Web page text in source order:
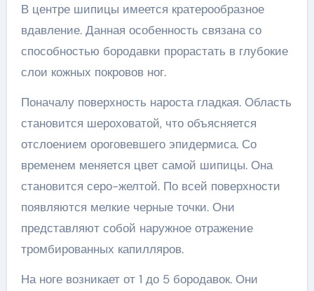
В центре шипицы имеется кратерообразное
вдавление. Данная особенность связана со
способностью бородавки прорастать в глубокие
слои кожных покровов ног.
Поначалу поверхность нароста гладкая. Область
становится шероховатой, что объясняется
отслоением ороговевшего эпидермиса. Со
временем меняется цвет самой шипицы. Она
становится серо-желтой. По всей поверхности
появляются мелкие черные точки. Они
представляют собой наружное отражение
тромбированных капилляров.
На ноге возникает от 1 до 5 бородавок. Они